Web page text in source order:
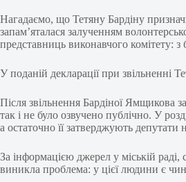
Нагадаємо, що Тетяну Бардіну
запам’яталася залученням
представниць виконавчого комітету:
У поданій декларації при звільненні
Після звільнення Бардіної Ямщикова
так і не було озвучено публічно. У
а остаточно її затверджують депутати
За інформацією джерел у міській раді,
виникла проблема: у цієї людини є